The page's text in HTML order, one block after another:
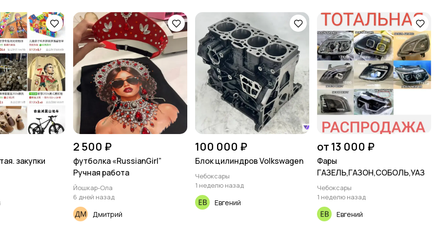
закупки
2 500 ₽
футболка «RussianGirl”
Ручная работа
Йошкар-Ола
6 дней назад
Дмитрий
100 000 ₽
Блок цилиндров Volkswagen
Чебоксары
1 неделю назад
Евгений
от 13 000 ₽
Фары
ГАЗЕЛЬ,ГАЗОН,СОБОЛЬ,УАЗ
Чебоксары
1 неделю назад
Евгений